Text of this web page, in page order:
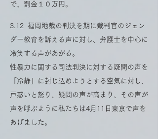
で、罰金１０万円。
3.12 福岡地裁の判決を期に裁判官のジェン
ダー教育を訴える声に対し、弁護士を中心に
冷笑する声があがる。
性暴力に関する司法判決に対する疑問の声を
「冷静」に封じ込めようとする空気に対し、
戸惑いと怒り、疑問の声が高まり、その声が
声を呼ぶように私たちは4月11日東京で声を
あげました。